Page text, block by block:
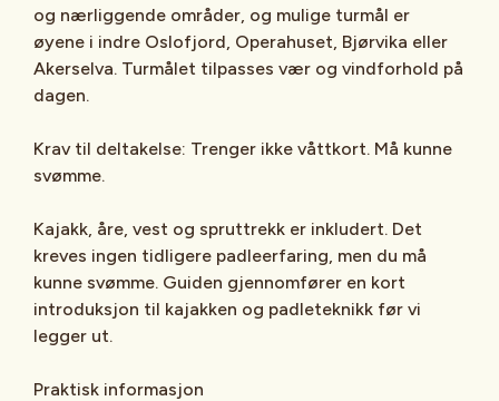
og nærliggende områder, og mulige turmål er
øyene i indre Oslofjord, Operahuset, Bjørvika eller
Akerselva. Turmålet tilpasses vær og vindforhold på
dagen.
Krav til deltakelse: Trenger ikke våttkort. Må kunne
svømme.
Kajakk, åre, vest og spruttrekk er inkludert. Det
kreves ingen tidligere padleerfaring, men du må
kunne svømme. Guiden gjennomfører en kort
introduksjon til kajakken og padleteknikk før vi
legger ut.
Praktisk informasjon